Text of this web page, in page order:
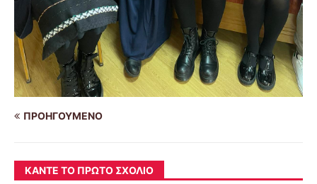
ΠΡΟΗΓΟΎΜΕΝΟ
ΚΆΝΤΕ ΤΟ ΠΡΏΤΟ ΣΧΌΛΙΟ